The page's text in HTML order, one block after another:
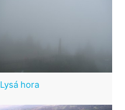
Lysá hora